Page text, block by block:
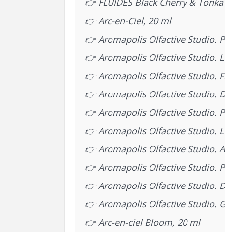
👉 FLUIDES Black Cherry &
👉Arc-en-Ciel, 20 ml
👉Aromapolis Olfactive Studio.
👉Aromapolis Olfactive Studio.
👉Aromapolis Olfactive Studio.
👉Aromapolis Olfactive Studio.
👉Aromapolis Olfactive Studio.
👉Aromapolis Olfactive Studio.
👉Aromapolis Olfactive Studio.
👉Aromapolis Olfactive Studio.
👉Aromapolis Olfactive Studio.
👉Aromapolis Olfactive Studio.
👉Arc-en-ciel Bloom, 20 ml